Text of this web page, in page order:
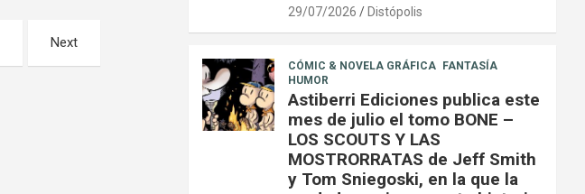
Next
29/07/2026 Distópolis
CÓMIC & NOVELA GRÁFICA
FANTASÍA
HUMOR
Astiberri Ediciones publica este
mes de julio el tomo BONE –
LOS SCOUTS Y LAS
MOSTRORRATAS de Jeff Smith
y Tom Sniegoski, en la que la